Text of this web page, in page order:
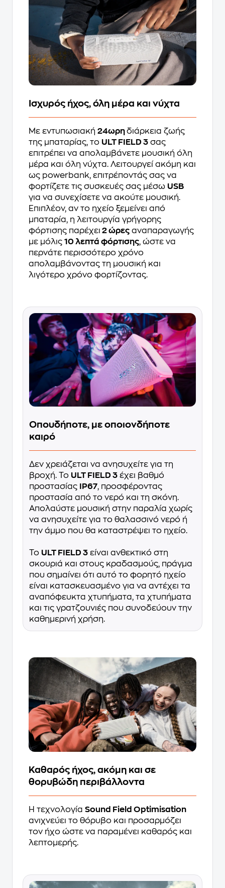
Ισχυρός ήχος, όλη μέρα και νύχτα
Με εντυπωσιακή 24ωρηδιάρκεια ζωής
της μπαταρίας, το ULT FIELD 3 σας
επιτρέπει να απολαμβάνετε μουσική όλη
μέρα και όλη νύχτα. Λειτουργεί ακόμη και
ως powerbank, επιτρέποντάς σας να
φορτίζετε τις συσκευές σας μέσω USB
για να συνεχίσετε να ακούτε μουσική.
Επιπλέον, αν το ηχείο ξεμείνει από
μπαταρία, η λειτουργία γρήγορης
φόρτισης παρέχει 2 ώρες αναπαραγωγής
με μόλις 10 λεπτά φόρτισης, ώστε να
περνάτε περισσότερο χρόνο
απολαμβάνοντας τη μουσική και
λιγότερο χρόνο φορτίζοντας.
Οπουδήποτε, με οποιονδήποτε
καιρό
Δεν χρειάζεται να ανησυχείτε για τη
βροχή. Το ULT FIELD 3 έχει βαθμό
προστασίας
IP67, προσφέροντας
προστασία από το νερό και τη σκόνη.
Απολαύστε μουσική στην παραλία χωρίς
να ανησυχείτε για το θαλασσινό νερό ή
την άμμο που θα καταστρέψει το ηχείο.
Το ULT FIELD 3 είναι ανθεκτικό στη
σκουριά και στους κραδασμούς, πράγμα
που σημαίνει ότι αυτό το φορητό ηχείο
είναι κατασκευασμένο για να αντέχει τα
αναπόφευκτα χτυπήματα, τα χτυπήματα
και τις γρατζουνιές που συνοδεύουν την
καθημερινή χρήση.
Καθαρός ήχος, ακόμη και σε
θορυβώδη περιβάλλοντα
Η τεχνολογία Sound Field Optimisation
ανιχνεύει το θόρυβο και προσαρμόζει
τον ήχο ώστε να παραμένει καθαρός και
λεπτομερής.